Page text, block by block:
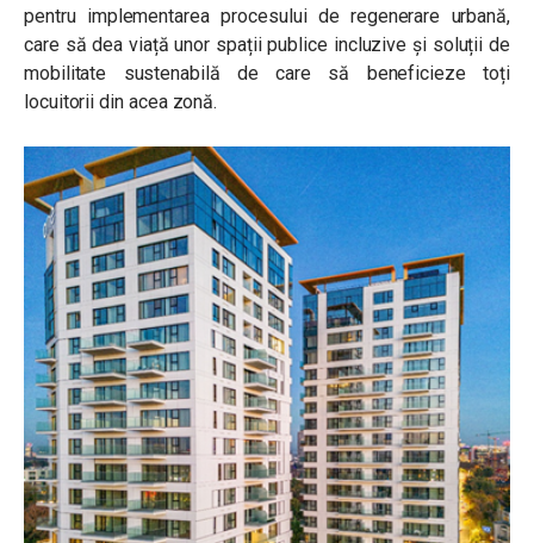
pentru implementarea procesului de regenerare urbană,
care să dea viață unor spații publice incluzive și soluții de
mobilitate sustenabilă de care să beneficieze toți
locuitorii din acea zonă.